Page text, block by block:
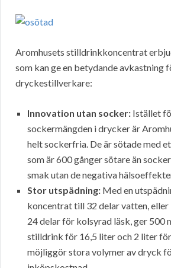
Aromhusets stilldrinkkoncentrat
som kan ge en betydande avkastning
dryckestillverkare:
Innovation utan socker: Istället
sockermängden i drycker är
helt sockerfria. De är sötade med
som är 600 gånger sötare än
smak utan de negativa
Stor utspädning: Med en
koncentrat till 32 delar vatten,
24 delar för kolsyrad läsk, ger 500
stilldrink för 16,5 liter och 2 liter
möjliggör stora volymer av dryck